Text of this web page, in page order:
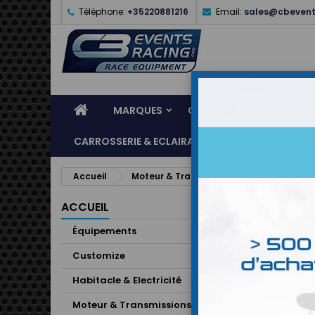
Téléphone: +35220881216 Email:
MARQUES CASQUES
CARROSSERIE & ECLAIRAGE ATELIER &
Accueil Moteur & Transmissions
ACCUEIL
Équipements
Customize
Habitacle & Electricité
Moteur & Transmissions